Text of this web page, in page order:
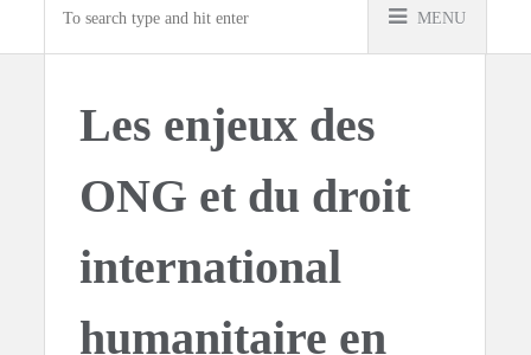
MENU
Les enjeux des
ONG et du droit
international
humanitaire en